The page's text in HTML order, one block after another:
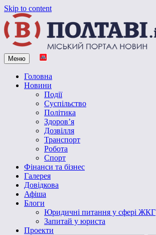
Skip to content
Vpoltave.info
Полтавський портал новин
Меню
Головна
Новини
Події
Суспільство
Політика
Здоров’я
Дозвілля
Транспорт
Робота
Спорт
Фінанси та бізнес
Галерея
Довідкова
Афіша
Блоги
Юридичні питання у сфері ЖКГ
Запитай у юриста
Проекти